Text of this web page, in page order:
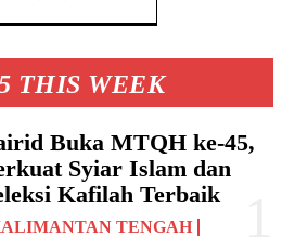
THIS WEEK
Buka MTQH ke-45,
Syiar Islam dan
Kafilah Terbaik
TENGAH